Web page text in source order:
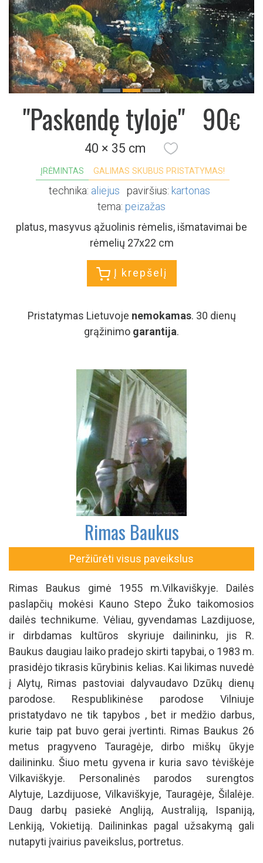
"Paskendę tyloje" 90€
40 × 35 cm
ĮRĖMINTAS GALIMAS SKUBUS PRISTATYMAS!
technika: aliejus paviršius: kartonas
tema: peizažas
platus, masyvus ąžuolinis rėmelis, išmatavimai be
rėmelių 27x22 cm
Į krepšelį
Pristatymas Lietuvoje nemokamas. 30 dienų
grąžinimo garantija.
Rimas Baukus
Peržiūrėti visus paveikslus
Rimas Baukus gimė 1955 m.Vilkaviškyje. Dailės
paslapčių mokėsi Kauno Stepo Žuko taikomosios
dailės technikume. Vėliau, gyvendamas Lazdijuose,
ir dirbdamas kultūros skyriuje dailininku, jis R.
Baukus daugiau laiko pradejo skirti tapybai, o 1983 m.
prasidėjo tikrasis kūrybinis kelias. Kai likimas nuvedė
į Alytų, Rimas pastoviai dalyvaudavo Dzūkų dienų
parodose. Respublikinėse parodose Vilniuje
pristatydavo ne tik tapybos , bet ir medžio darbus,
kurie taip pat buvo gerai įvertinti. Rimas Baukus 26
metus pragyveno Tauragėje, dirbo miškų ūkyje
dailininku. Šiuo metu gyvena ir kuria savo tėviškėje
Vilkaviškyje. Personalinės parodos surengtos
Alytuje, Lazdijuose, Vilkaviškyje, Tauragėje, Šilalėje.
Daug darbų pasiekė Angliją, Australiją, Ispaniją,
Lenkiją, Vokietiją. Dailininkas pagal užsakymą gali
nutapyti įvairius paveikslus, portretus.